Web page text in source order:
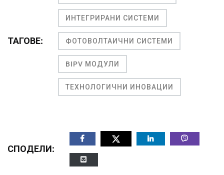
ТАГОВЕ:
ИНТЕГРИРАНИ СИСТЕМИ
ФОТОВОЛТАИЧНИ СИСТЕМИ
BIPV МОДУЛИ
ТЕХНОЛОГИЧНИ ИНОВАЦИИ
СПОДЕЛИ: